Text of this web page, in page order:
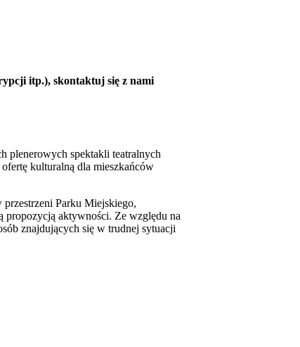
itp.), skontaktuj się z nami
plenerowych spektakli teatralnych
kulturalną dla mieszkańców
Parku Miejskiego,
propozycją aktywności. Ze względu na
znajdujących się w trudnej sytuacji